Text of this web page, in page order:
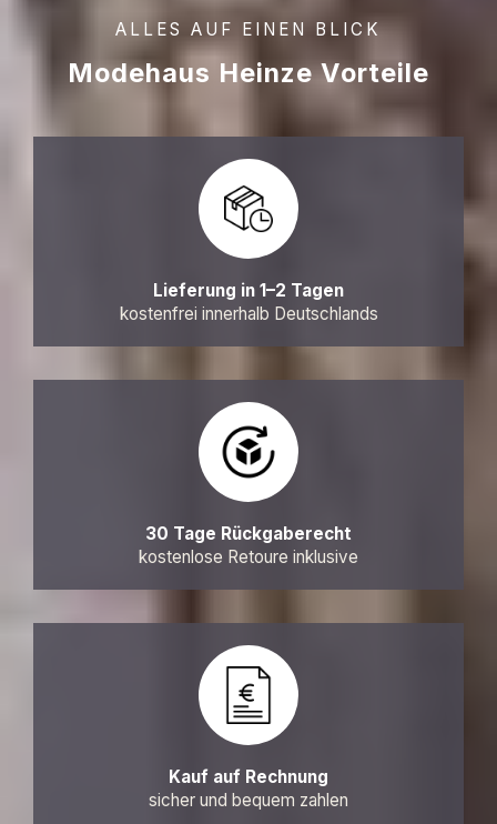
ALLES AUF EINEN BLICK
Modehaus Heinze Vorteile
Lieferung in 1–2 Tagen
kostenfrei innerhalb Deutschlands
30 Tage Rückgaberecht
kostenlose Retoure inklusive
Kauf auf Rechnung
sicher und bequem zahlen